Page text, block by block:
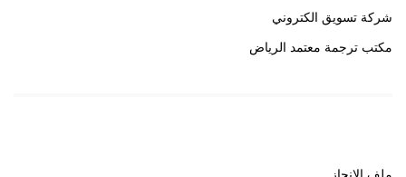
شركة تسويق الكتروني
مكتب ترجمة معتمد الرياض